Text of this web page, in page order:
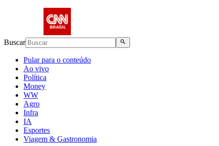
Buscar
Pular para o conteúdo
Ao vivo
Política
Money
WW
Agro
Infra
IA
Esportes
Viagem & Gastronomia